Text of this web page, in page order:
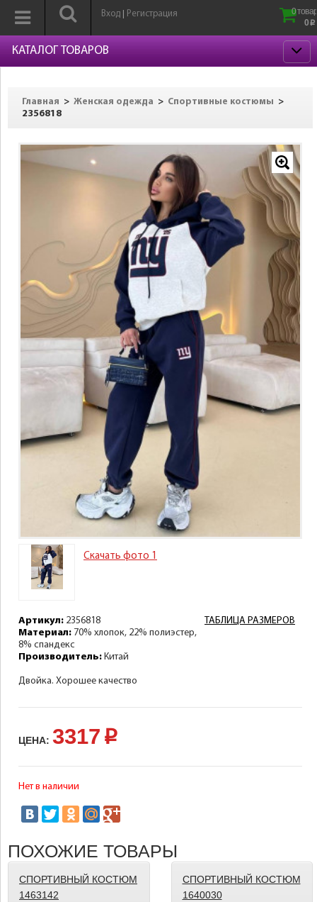
Вход Регистрация
0
0 p
КАТАЛОГ ТОВАРОВ
Главная > Женская одежда > Спортивные костюмы
>
2356818
Скачать фото 1
ТАБЛИЦА РАЗМЕРОВ
Артикул: 2356818
Материал: 70% хлопок, 22% полиэстер,
8% спандекс
Производитель: Китай
Двойка. Хорошее качество
ЦЕНА: 3317 p
Нет в наличии
ПОХОЖИЕ ТОВАРЫ
СПОРТИВНЫЙ КОСТЮМ
1463142
СПОРТИВНЫЙ КОСТЮМ
1640030